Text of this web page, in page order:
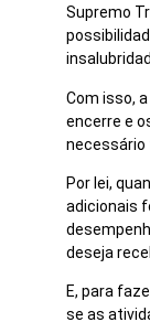
Supremo
Com isso,
encerre e
necessário
Por lei,
adicionais
deseja
E, para
se as